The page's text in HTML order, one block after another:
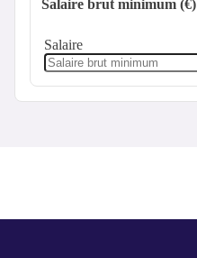
Salaire brut minimum (€)
Salaire